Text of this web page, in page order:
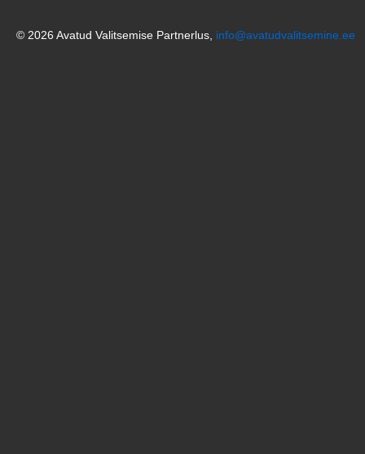
© 2026 Avatud Valitsemise Partnerlus, info@avatudvalitsemine.ee